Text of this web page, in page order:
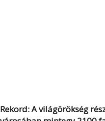
Rekord: A világörökség